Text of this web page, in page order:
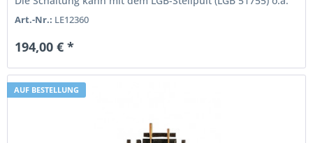
Art.-Nr.: LE12360
194,00 € *
AUF BESTELLUNG